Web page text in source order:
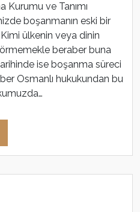
Kurumu ve Tanımı
boşanmanın eski bir
ülkenin veya dinin
beraber buna
ise boşanma süreci
Osmanlı hukukundan bu